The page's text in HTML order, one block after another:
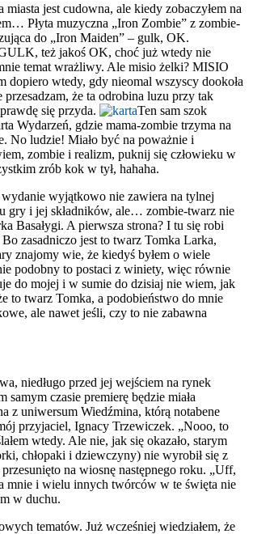
miasta jest cudowna, ale kiedy zobaczyłem na
Płyta muzyczna „Iron Zombie” z zombie-
do „Iron Maiden” – gulk, OK.
też jakoś OK, choć już wtedy nie
temat wrażliwy. Ale misio żelki? MISIO
dopiero wtedy, gdy nieomal wszyscy dookoła
że ta odrobina luzu przy tak
się przyda.
Ten sam szok
Wydarzeń, gdzie mama-zombie trzyma na
No ludzie! Miało być na poważnie i
zombie i realizm, puknij się człowieku w
zrób kok w tył, hahaha.
wyjątkowo nie zawiera na tylnej
gry i jej składników, ale… zombie-twarz nie
Basałygi. A pierwsza strona? I tu się robi
zasadniczo jest to twarz Tomka Larka,
znajomy wie, że kiedyś byłem o wiele
podobny to postaci z winiety, więc równie
do mojej i w sumie do dzisiaj nie wiem, jak
to twarz Tomka, a podobieństwo do mnie
ale nawet jeśli, czy to nie zabawna
niedługo przed jej wejściem na rynek
samym czasie premierę będzie miała
z uniwersum Wiedźmina, którą notabene
przyjaciel, Ignacy Trzewiczek. „Nooo, to
wtedy. Ale nie, jak się okazało, starym
chłopaki i dziewczyny) nie wyrobił się z
na wiosnę następnego roku. „Uff,
mnie i wielu innych twórców w te święta nie
w duchu.
tematów. Już wcześniej wiedziałem, że